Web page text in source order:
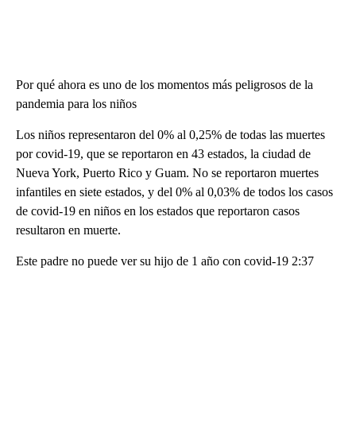
Por qué ahora es uno de los momentos más peligrosos de la
pandemia para los niños
Los niños representaron del 0% al 0,25% de todas las muertes
por covid-19, que se reportaron en 43 estados, la ciudad de
Nueva York, Puerto Rico y Guam. No se reportaron muertes
infantiles en siete estados, y del 0% al 0,03% de todos los casos
de covid-19 en niños en los estados que reportaron casos
resultaron en muerte.
Este padre no puede ver su hijo de 1 año con covid-19 2:37